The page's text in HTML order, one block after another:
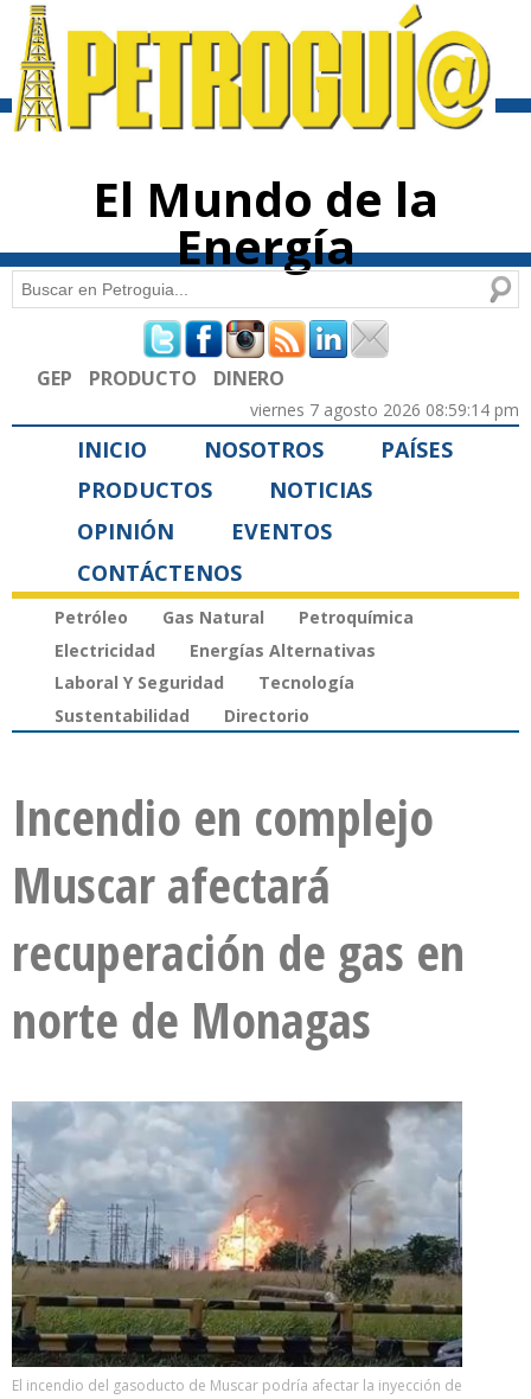
contenido
El Mundo de la
Energía
Formulario de búsqueda
Buscar
GEP PRODUCTO DINERO
viernes 7 agosto 2026 08:59:14 pm
INICIO NOSOTROS
PAÍSES
PRODUCTOS
NOTICIAS
OPINIÓN
EVENTOS
CONTÁCTENOS
Petróleo Gas Natural
Petroquímica
Electricidad
Energías Alternativas
Laboral Y Seguridad
Tecnología
Sustentabilidad
Directorio
Incendio en complejo
Muscar afectará
recuperación de gas en
norte de Monagas
El incendio del gasoducto de Muscar podría afectar la inyección de